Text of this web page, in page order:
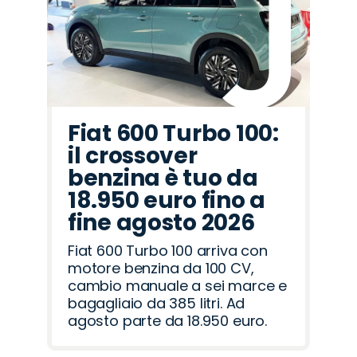
Romeo
Rover
Fiat 600 Turbo 100:
il crossover
benzina è tuo da
18.950 euro fino a
fine agosto 2026
Fiat 600 Turbo 100 arriva con
motore benzina da 100 CV,
cambio manuale a sei marce e
bagagliaio da 385 litri. Ad
agosto parte da 18.950 euro.